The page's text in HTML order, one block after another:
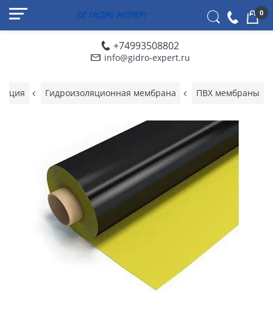
+74993508802
info@gidro-expert.ru
0
Гидроизоляционная мембрана ПВХ мембраны